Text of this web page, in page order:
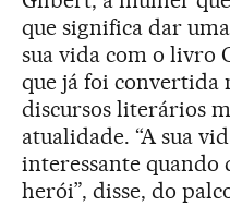
que significa dar
sua vida com o livro
que já foi convertida
discursos literários
atualidade. “A sua
interessante quando
herói”, disse, do